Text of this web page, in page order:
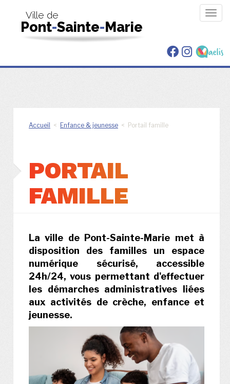
Ville de
Pont-Sainte-Marie
Accueil < Enfance & jeunesse < Portail famille
PORTAIL
FAMILLE
La ville de Pont-Sainte-Marie met à
disposition des familles un espace
numérique sécurisé, accessible
24h/24, vous permettant d'effectuer
les démarches administratives liées
aux activités de crèche, enfance et
jeunesse.